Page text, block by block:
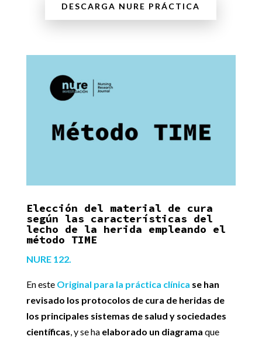
DESCARGA NURE PRÁCTICA
Elección del material de cura
según las características del
lecho de la herida empleando el
método TIME
NURE 122.
En este Original para la práctica clínica se han
revisado los protocolos de cura de heridas de
los principales sistemas de salud y sociedades
científicas, y se ha elaborado un diagrama que